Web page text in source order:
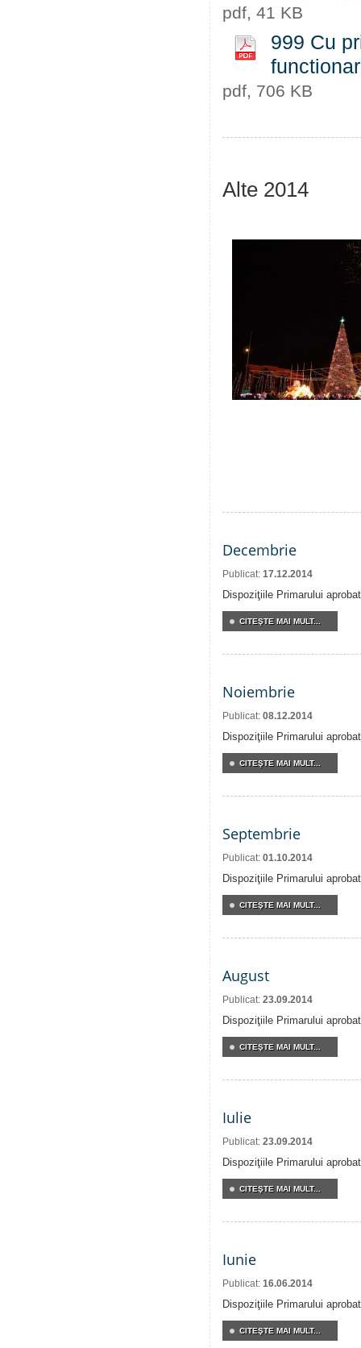
pdf, 41 KB
999 Cu
pdf, 706 KB
Alte 2014
Decembrie
Publicat: 17.12.2014
Dispoziţiile Primarului
CITEŞTE MAI MULT...
Noiembrie
Publicat: 08.12.2014
Dispoziţiile Primarului
CITEŞTE MAI MULT...
Septembrie
Publicat: 01.10.2014
Dispoziţiile Primarului
CITEŞTE MAI MULT...
August
Publicat: 23.09.2014
Dispoziţiile Primarului
CITEŞTE MAI MULT...
Iulie
Publicat: 23.09.2014
Dispoziţiile Primarului
CITEŞTE MAI MULT...
Iunie
Publicat: 16.06.2014
Dispoziţiile Primarului
CITEŞTE MAI MULT...